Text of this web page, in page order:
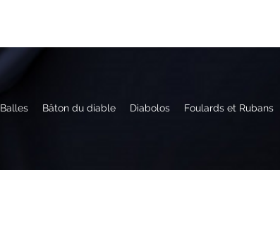
Balles Bâton du diable Diabolos Foulards et Rubans